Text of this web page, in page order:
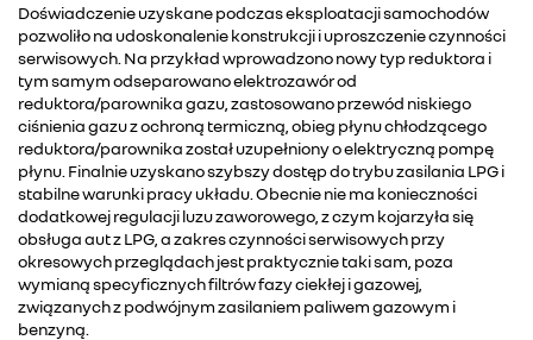
Doświadczenie uzyskane podczas eksploatacji samochodów
pozwoliło na udoskonalenie konstrukcji i uproszczenie czynności
serwisowych. Na przykład wprowadzono nowy typ reduktora i
tym samym odseparowano elektrozawór od
reduktora/parownika gazu, zastosowano przewód niskiego
ciśnienia gazu z ochroną termiczną, obieg płynu chłodzącego
reduktora/parownika został uzupełniony o elektryczną pompę
płynu. Finalnie uzyskano szybszy dostęp do trybu zasilania LPG i
stabilne warunki pracy układu. Obecnie nie ma konieczności
dodatkowej regulacji luzu zaworowego, z czym kojarzyła się
obsługa aut z LPG, a zakres czynności serwisowych przy
okresowych przeglądach jest praktycznie taki sam, poza
wymianą specyficznych filtrów fazy ciekłej i gazowej,
związanych z podwójnym zasilaniem paliwem gazowym i
benzyną.